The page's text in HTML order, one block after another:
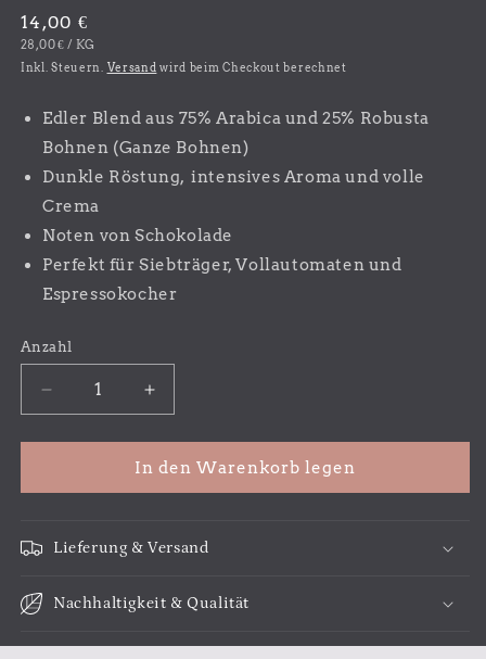
Normaler
Preis
14,00 €
GRUNDPREIS
28,00 € / PRO
KG
Inkl. Steuern. Versand wird beim Checkout berechnet
Edler Blend aus 75% Arabica und 25% Robusta
Bohnen (Ganze Bohnen)
Dunkle Röstung, intensives Aroma und volle
Crema
Noten von Schokolade
Perfekt für Siebträger, Vollautomaten und
Espressokocher
Anzahl
Verringere
die
Menge
Munich
500g
(Bohnen)
Erhöhe
die
Menge
für
Munich
(Bohnen)
In den Warenkorb legen
Lieferung & Versand
Nachhaltigkeit & Qualität